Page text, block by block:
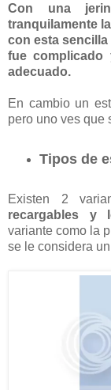
Con una
tranquilamente
con esta
fue complicado
adecuado.
En cambio un
pero uno ves que
Tipos de
Existen 2
recargables y
variante como la
se le considera